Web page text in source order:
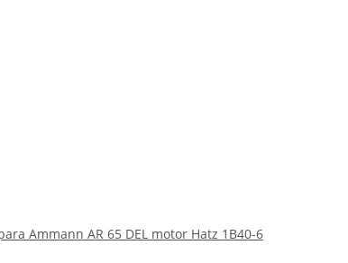
Ammann AR 65 DEL motor Hatz 1B40-6